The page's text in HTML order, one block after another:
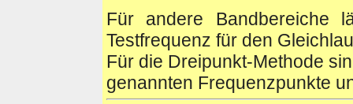
Für andere Bandbereiche
Testfrequenz für den
Für die Dreipunkt-Methode
genannten Frequenzpunkte